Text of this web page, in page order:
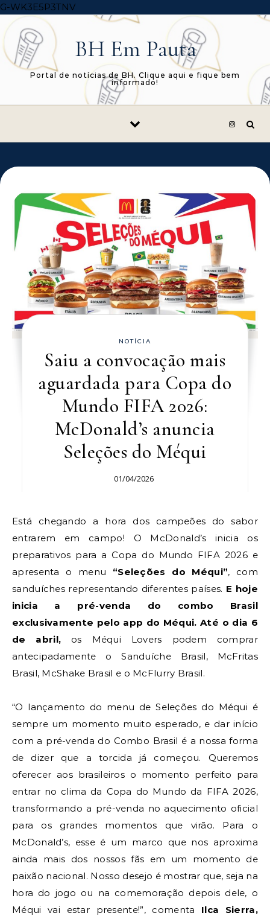
G-WK3E5P3TNVSkip to content
BH Em Pauta
Portal de notícias de BH. Clique aqui e fique bem
informado!
NOTÍCIA
Saiu a convocação mais
aguardada para Copa do
Mundo FIFA 2026:
McDonald’s anuncia
Seleções do Méqui
01/04/2026
Está chegando a hora dos campeões do sabor
entrarem em campo! O McDonald’s inicia os
preparativos para a Copa do Mundo FIFA 2026 e
apresenta o menu “Seleções do Méqui”, com
sanduíches representando diferentes países. E hoje
inicia a pré-venda do combo Brasil
exclusivamente pelo app do Méqui. Até o dia 6
de abril, os Méqui Lovers podem comprar
antecipadamente o Sanduíche Brasil, McFritas
Brasil, McShake Brasil e o McFlurry Brasil.
“O lançamento do menu de Seleções do Méqui é
sempre um momento muito esperado, e dar início
com a pré-venda do Combo Brasil é a nossa forma
de dizer que a torcida já começou. Queremos
oferecer aos brasileiros o momento perfeito para
entrar no clima da Copa do Mundo da FIFA 2026,
transformando a pré-venda no aquecimento oficial
para os grandes momentos que virão. Para o
McDonald’s, esse é um marco que nos aproxima
ainda mais dos nossos fãs em um momento de
paixão nacional. Nosso desejo é mostrar que, seja na
hora do jogo ou na comemoração depois dele, o
Méqui vai estar presente!”, comenta Ilca Sierra,